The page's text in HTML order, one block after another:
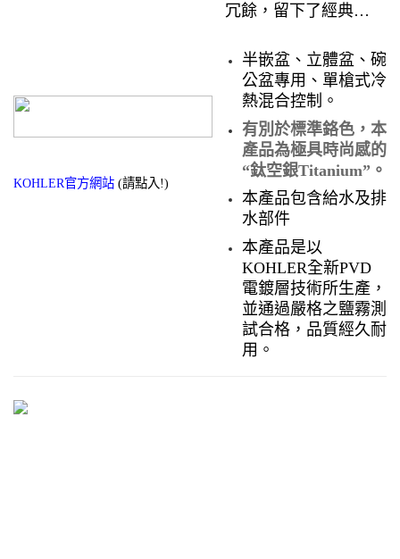
KOHLER官方網站 (請點入!)
冗餘，留下了經典…
半嵌盆、立體盆、碗
公盆專用、單槍式冷
熱混合控制。
有別於標準鉻色，本
產品為極具時尚感的
“鈦空銀Titanium”。
本產品包含給水及排
水部件
本產品是以
KOHLER全新PVD
電鍍層技術所生產，
並通過嚴格之鹽霧測
試合格，品質經久耐
用。